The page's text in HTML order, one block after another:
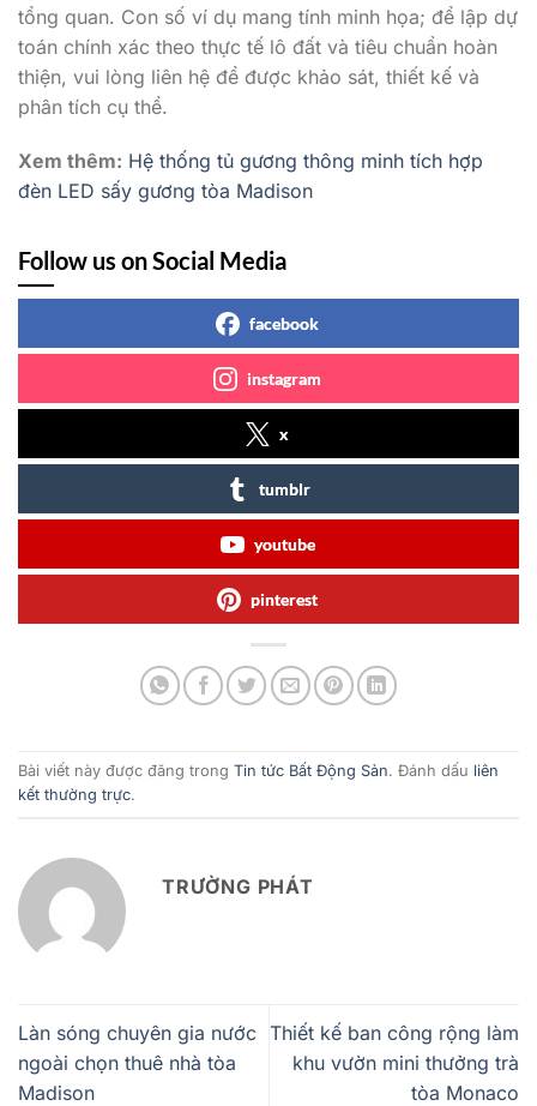
tổng quan. Con số ví dụ mang tính minh họa; để lập dự
toán chính xác theo thực tế lô đất và tiêu chuẩn hoàn
thiện, vui lòng liên hệ để được khảo sát, thiết kế và
phân tích cụ thể.
Xem thêm: Hệ thống tủ gương thông minh tích hợp
đèn LED sấy gương tòa Madison
Follow us on Social Media
facebook
instagram
x
tumblr
youtube
pinterest
Bài viết này được đăng trong Tin tức Bất Động Sản. Đánh dấu liên
kết thường trực.
TRƯỜNG PHÁT
Làn sóng chuyên gia nước
ngoài chọn thuê nhà tòa
Madison
Thiết kế ban công rộng làm
khu vườn mini thưởng trà
tòa Monaco